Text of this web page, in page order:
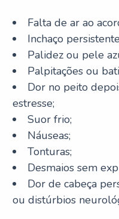
Falta de ar ao
Inchaço
Palidez ou pele
Palpitações ou
Dor no peito
estresse;
Suor frio;
Náuseas;
Tonturas;
Desmaios sem
Dor de cabeça
ou distúrbios